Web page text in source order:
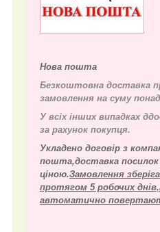
Нова пошта
Безкоштовна доставка
замовлення на суму
У всіх інших випадках д
за рахунок покупця.
Укладено договір з
пошта,доставка посилок
ціною.Замовлення
протягом 5 робочих
автоматично